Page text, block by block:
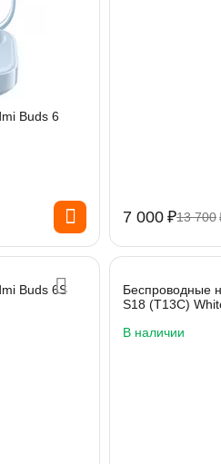
Buds 6
7 000 ₽13 700
Buds 6S
Беспроводные
S18 (T13C)
В наличии